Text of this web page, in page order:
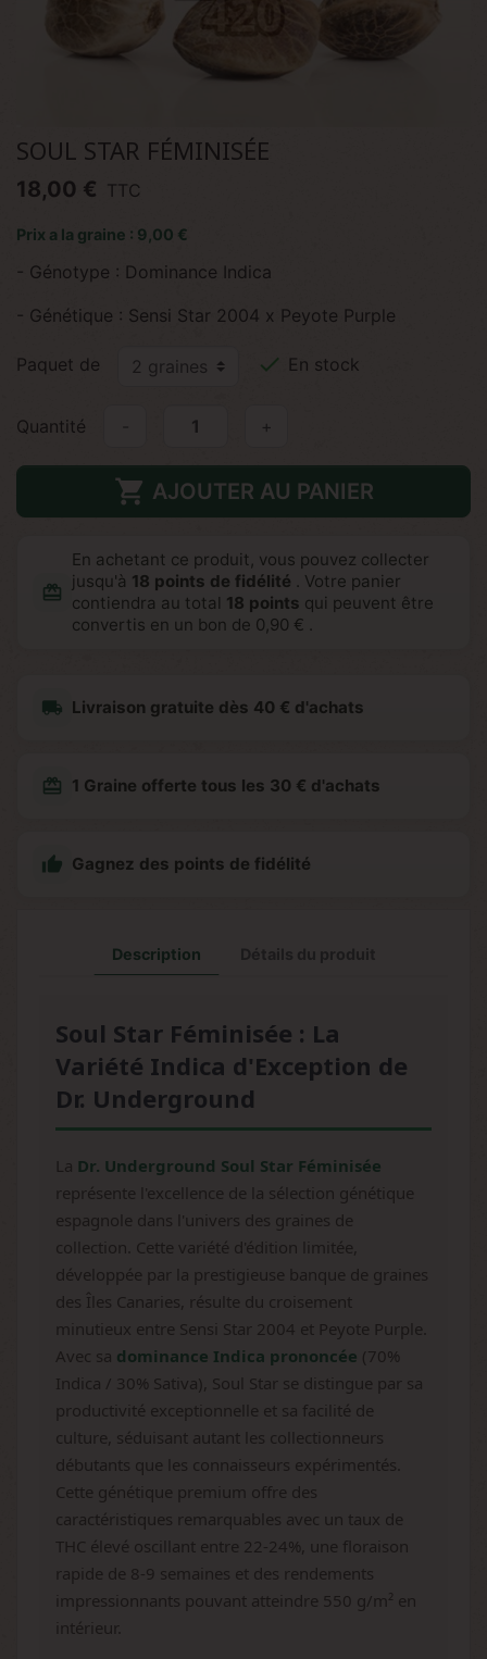
SOUL STAR FÉMINISÉE
18,00 € TTC
Prix a la graine : 9,00 €
- Génotype : Dominance Indica
- Génétique : Sensi Star 2004 x Peyote Purple
Paquet de  En stock
Quantité +
 AJOUTER AU PANIER
redeem
En achetant ce produit, vous pouvez collecter
jusqu'à 18 points de fidélité . Votre panier
contiendra au total 18 points qui peuvent être
convertis en un bon de 0,90 € .
local_shipping Livraison gratuite dès 40 € d'achats
redeem 1 Graine offerte tous les 30 € d'achats
 Gagnez des points de fidélité
Description
Soul Star Féminisée : La
Variété Indica d'Exception de
Dr. Underground
La Dr. Underground Soul Star Féminisée
représente l'excellence de la sélection génétique
espagnole dans l'univers des graines de
collection. Cette variété d'édition limitée,
développée par la prestigieuse banque de graines
des Îles Canaries, résulte du croisement
minutieux entre Sensi Star 2004 et Peyote Purple.
Avec sa dominance Indica prononcée (70%
Indica / 30% Sativa), Soul Star se distingue par sa
productivité exceptionnelle et sa facilité de
culture, séduisant autant les collectionneurs
débutants que les connaisseurs expérimentés.
Cette génétique premium offre des
caractéristiques remarquables avec un taux de
THC élevé oscillant entre 22-24%, une floraison
rapide de 8-9 semaines et des rendements
impressionnants pouvant atteindre 550 g/m² en
intérieur.